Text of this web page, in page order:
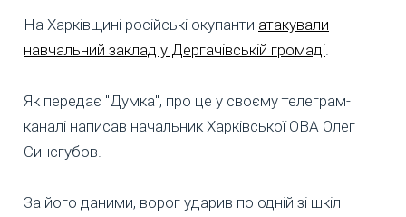
На Харківщині російські окупанти атакували
навчальний заклад у Дергачівській громаді
Як передає "Думка", про це у своєму телеграм-
каналі написав начальник Харківської ОВА Олег
Синєгубов.
За його даними, ворог ударив по одній зі шкіл